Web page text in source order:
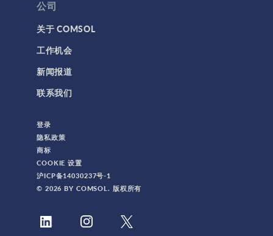
公司
关于 COMSOL
工作机会
新闻报道
联系我们
登录
隐私政策
商标
COOKIE 设置
沪ICP备14030237号-1
© 2026 BY COMSOL. 版权所有